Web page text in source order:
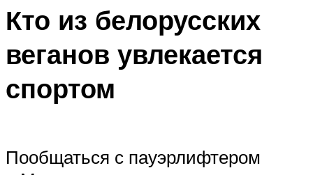
Кто из белорусских
веганов увлекается
спортом
Пообщаться с пауэрлифтером